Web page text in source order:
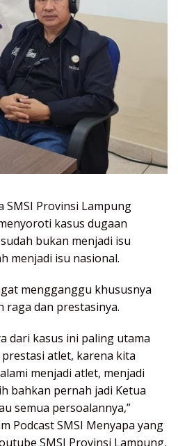
SMSI Provinsi Lampung
kasus dugaan
bukan menjadi isu
menjadi isu nasional.
mengganggu khususnya
raga dan prestasinya.
dari kasus ini paling utama
atlet, karena kita
menjadi atlet, menjadi
bahkan pernah jadi Ketua
semua persoalannya,”
Podcast SMSI Menyapa yang
SMSI Provinsi Lampung,